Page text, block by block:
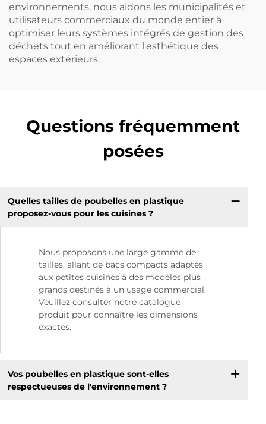
environnements, nous aidons les municipalités et
utilisateurs commerciaux du monde entier à
optimiser leurs systèmes intégrés de gestion des
déchets tout en améliorant l'esthétique des
espaces extérieurs.
Questions fréquemment
posées
Quelles tailles de poubelles en plastique
proposez-vous pour les cuisines ?
Nous proposons une large gamme de
tailles, allant de bacs compacts adaptés
aux petites cuisines à des modèles plus
grands destinés à un usage commercial.
Veuillez consulter notre catalogue
produit pour connaître les dimensions
exactes.
Vos poubelles en plastique sont-elles
respectueuses de l'environnement ?